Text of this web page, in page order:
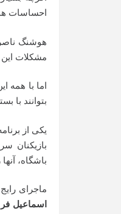
احساسات
هوشنگ
مشکلات
اما با همه
بتوانند با
یکی از
بازیکنان
باشگاه،
ماجرای
اسماعیل فر